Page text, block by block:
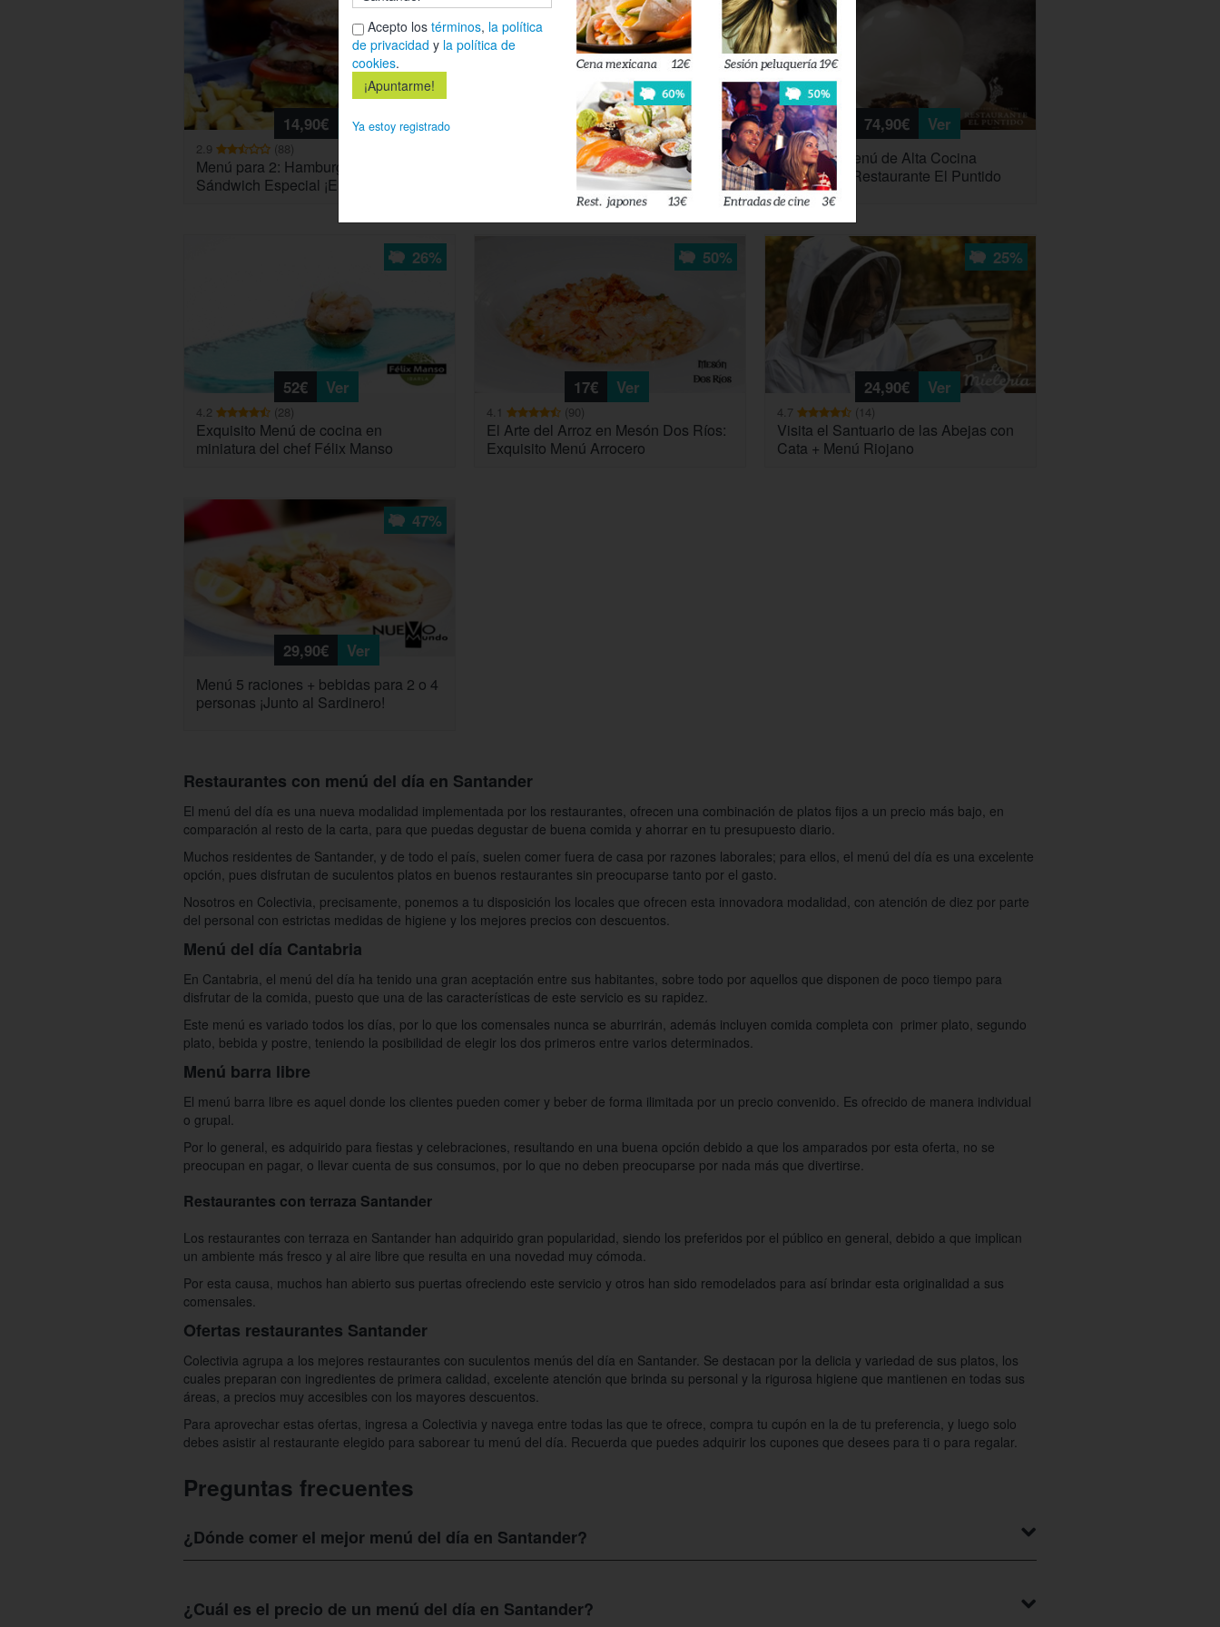
14,90€ Ver
2.9 (88)
Menú para 2: Hamburguesas o
Sándwich Especial ¡Elige tu favorito!
21€ Ver
(200)
Descubre el menú irresistible en Rte.
La Batea (Santillana del Mar)
74,90€ Ver
Delicioso Menú de Alta Cocina
Riojana en Restaurante El Puntido
26%
52€ Ver
4.2 (28)
Exquisito Menú de cocina en
miniatura del chef Félix Manso
50%
17€ Ver
4.1 (90)
El Arte del Arroz en Mesón Dos Ríos:
Exquisito Menú Arrocero
25%
24,90€ Ver
4.7 (14)
Visita el Santuario de las Abejas con
Cata + Menú Riojano
47%
29,90€ Ver
Menú 5 raciones + bebidas para 2 o 4
personas ¡Junto al Sardinero!
Restaurantes con menú del día en Santander
El menú del día es una nueva modalidad implementada por los restaurantes, ofrecen una combinación de platos fijos a un precio más bajo, en
comparación al resto de la carta, para que puedas degustar de buena comida y ahorrar en tu presupuesto diario.
Muchos residentes de Santander, y de todo el país, suelen comer fuera de casa por razones laborales; para ellos, el menú del día es una excelente
opción, pues disfrutan de suculentos platos en buenos restaurantes sin preocuparse tanto por el gasto.
Nosotros en Colectivia, precisamente, ponemos a tu disposición los locales que ofrecen esta innovadora modalidad, con atención de diez por parte
del personal con estrictas medidas de higiene y los mejores precios con descuentos.
Menú del día Cantabria
En Cantabria, el menú del día ha tenido una gran aceptación entre sus habitantes, sobre todo por aquellos que disponen de poco tiempo para
disfrutar de la comida, puesto que una de las características de este servicio es su rapidez.
Este menú es variado todos los días, por lo que los comensales nunca se aburrirán, además incluyen comida completa con primer plato, segundo
plato, bebida y postre, teniendo la posibilidad de elegir los dos primeros entre varios determinados.
Menú barra libre
El menú barra libre es aquel donde los clientes pueden comer y beber de forma ilimitada por un precio convenido. Es ofrecido de manera individual
o grupal.
Por lo general, es adquirido para fiestas y celebraciones, resultando en una buena opción debido a que los amparados por esta oferta, no se
preocupan en pagar, o llevar cuenta de sus consumos, por lo que no deben preocuparse por nada más que divertirse.
Restaurantes con terraza Santander
Los restaurantes con terraza en Santander han adquirido gran popularidad, siendo los preferidos por el público en general, debido a que implican
un ambiente más fresco y al aire libre que resulta en una novedad muy cómoda.
Por esta causa, muchos han abierto sus puertas ofreciendo este servicio y otros han sido remodelados para así brindar esta originalidad a sus
comensales.
Ofertas restaurantes Santander
Colectivia agrupa a los mejores restaurantes con suculentos menús del día en Santander. Se destacan por la delicia y variedad de sus platos, los
cuales preparan con ingredientes de primera calidad, excelente atención que brinda su personal y la rigurosa higiene que mantienen en todas sus
áreas, a precios muy accesibles con los mayores descuentos.
Para aprovechar estas ofertas, ingresa a Colectivia y navega entre todas las que te ofrece, compra tu cupón en la de tu preferencia, y luego solo
debes asistir al restaurante elegido para saborear tu menú del día. Recuerda que puedes adquirir los cupones que desees para ti o para regalar.
Preguntas frecuentes
¿Dónde comer el mejor menú del día en Santander?
numerosos aliados que contiene, en cualquiera de ellos podrás degustar el mejor menú del día en su especialidad y estilo.
¿Cuál es el precio de un menú del día en Santander?
Acepto los términos, la política
de privacidad y la política de
cookies.
Ya estoy registrado